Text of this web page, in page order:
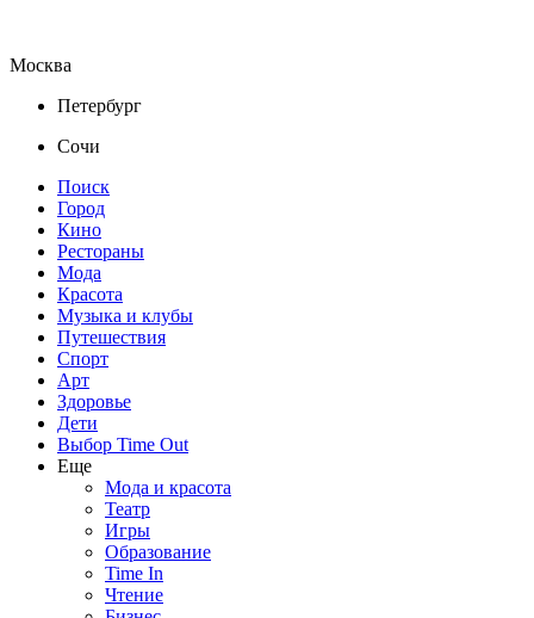
Москва
Петербург
Сочи
Поиск
Город
Кино
Рестораны
Мода
Красота
Музыка и клубы
Путешествия
Спорт
Арт
Здоровье
Дети
Выбор Time Out
Еще
Мода и красота
Театр
Игры
Образование
Time In
Чтение